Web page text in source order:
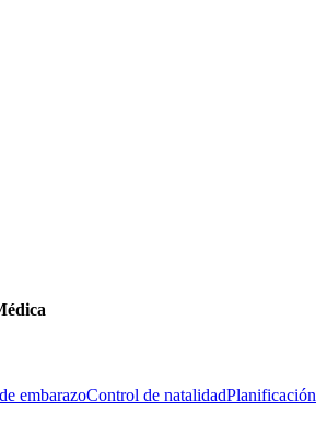
embarazoControl de natalidadPlanificación